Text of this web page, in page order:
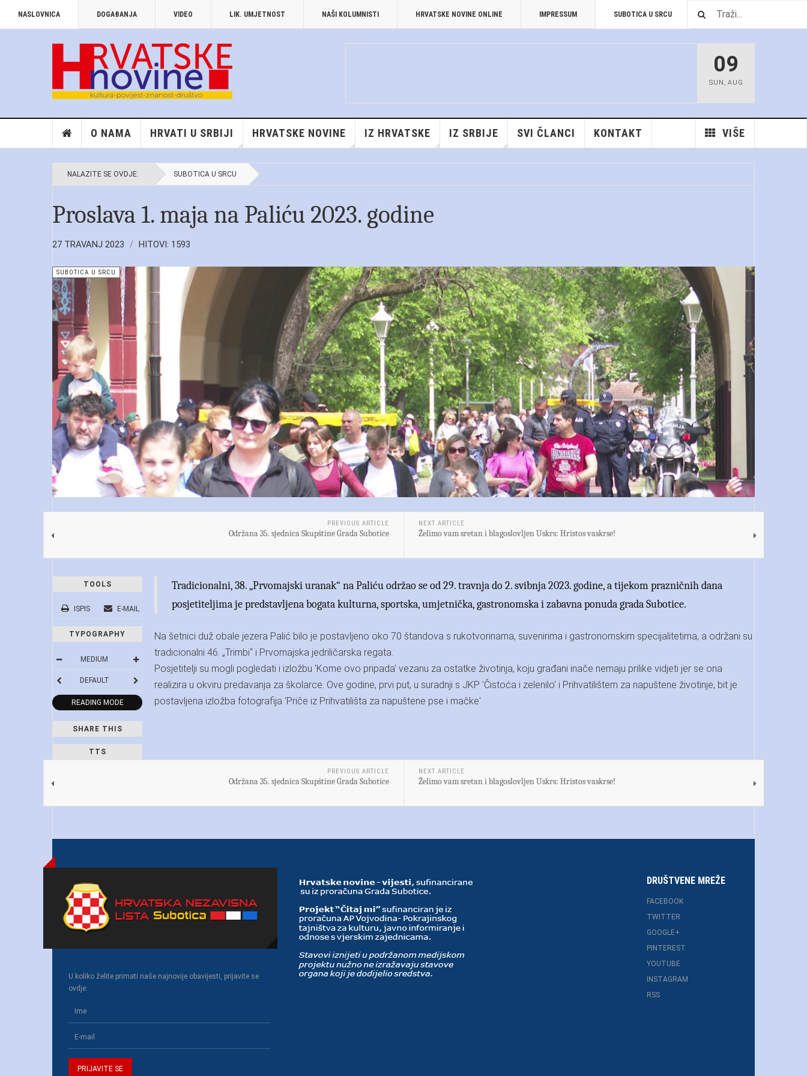
NASLOVNICA DOGAĐANJA VIDEO LIK. UMJETNOST NAŠI KOLUMNISTI HRVATSKE NOVINE ONLINE IMPRESSUM SUBOTICA U SRCU PREUZIMANJA
09
SUN , AUG
O NAMA HRVATI U SRBIJI HRVATSKE NOVINE IZ HRVATSKE IZ SRBIJE SVI ČLANCI VIŠE
KONTAKT
NALAZITE SE OVDJE: SUBOTICA U SRCU
Proslava 1. maja na Paliću 2023. godine
27 TRAVANJ 2023 HITOVI: 1593
SUBOTICA U SRCU
PREVIOUS ARTICLE
Održana 35. sjednica Skupštine Grada Subotice
NEXT ARTICLE
Želimo vam sretan i blagoslovljen Uskrs: Hristos vaskrse!
TOOLS
ISPIS E-MAIL
TYPOGRAPHY
MEDIUM
DEFAULT
READING MODE
SHARE THIS
TTS
Tradicionalni, 38. „Prvomajski uranak“ na Paliću održao se od 29. travnja do 2. svibnja 2023. godine, a tijekom prazničnih dana
posjetiteljima je predstavljena bogata kulturna, sportska, umjetnička, gastronomska i zabavna ponuda grada Subotice.
Na šetnici duž obale jezera Palić bilo je postavljeno oko 70 štandova s rukotvorinama, suvenirima i gastronomskim specijalitetima, a održani su
tradicionalni 46. „Trimbi“ i Prvomajska jedriličarska regata.
Posjetitelji su mogli pogledati i izložbu 'Kome ovo pripada' vezanu za ostatke životinja, koju građani inače nemaju prilike vidjeti jer se ona
realizira u okviru predavanja za školarce. Ove godine, prvi put, u suradnji s JKP 'Čistoća i zelenilo' i Prihvatilištem za napuštene životinje, bit je
postavljena izložba fotografija 'Priče iz Prihvatilišta za napuštene pse i mačke'
PREVIOUS ARTICLE
Održana 35. sjednica Skupštine Grada Subotice
NEXT ARTICLE
Želimo vam sretan i blagoslovljen Uskrs: Hristos vaskrse!
U koliko želite primati naše najnovije obavijesti, prijavite se
ovdje:
DRUŠTVENE MREŽE
FACEBOOK
TWITTER
GOOGLE+
PINTEREST
YOUTUBE
INSTAGRAM
RSS